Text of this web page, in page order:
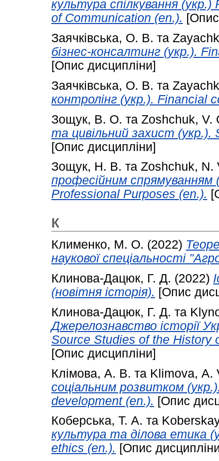
культура спілкування
of Communication (en.).
Заячківська, О. В. та
бізнес-консалтинг (укр.).
[Опис дисципліни]
Заячківська, О. В. та
контролінг (укр.). Financial
Зощук, В. О. та Zoshchuk, V.
та цивільний захист
[Опис дисципліни]
Зощук, Н. В. та Zoshchuk, N.
професійним спрямуванням
Professional Purposes (en.).
К
Клименко, М. О. (2022)
наукової спеціальності
Клинова-Дацюк, Г. Д. (2022)
(новітня історія). [Опис
Клинова-Дацюк, Г. Д. та
Джерелознавство історії
Source Studies of the History
[Опис дисципліни]
Клімова, А. В. та Klimova, А.
соціальним розвитком
development (en.). [Опис
Коберська, Т. А. та
культура та ділова етика
ethics (en.). [Опис